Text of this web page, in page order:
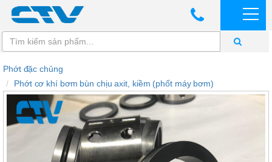
Phớt đặc chủng
Phớt cơ khí bơm bùn chịu axit, kiềm (phốt máy bơm)